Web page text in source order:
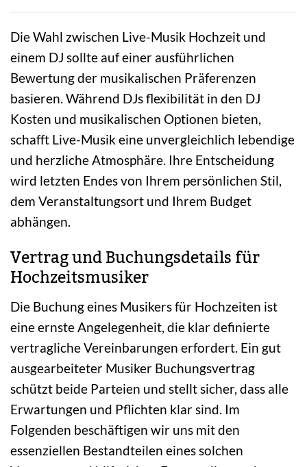
Die Wahl zwischen Live-Musik Hochzeit und
einem DJ sollte auf einer ausführlichen
Bewertung der musikalischen Präferenzen
basieren. Während DJs flexibilität in den DJ
Kosten und musikalischen Optionen bieten,
schafft Live-Musik eine unvergleichlich lebendige
und herzliche Atmosphäre. Ihre Entscheidung
wird letzten Endes von Ihrem persönlichen Stil,
dem Veranstaltungsort und Ihrem Budget
abhängen.
Vertrag und Buchungsdetails für
Hochzeitsmusiker
Die Buchung eines Musikers für Hochzeiten ist
eine ernste Angelegenheit, die klar definierte
vertragliche Vereinbarungen erfordert. Ein gut
ausgearbeiteter Musiker Buchungsvertrag
schützt beide Parteien und stellt sicher, dass alle
Erwartungen und Pflichten klar sind. Im
Folgenden beschäftigen wir uns mit den
essenziellen Bestandteilen eines solchen